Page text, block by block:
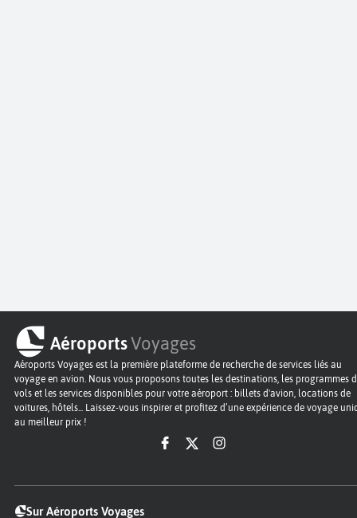
AéroportsVoyages
Aéroports Voyages est la première plateforme de recherche de services liés au
voyage en avion. Nous vous proposons toutes les destinations, les programmes
vols et les services disponibles pour votre aéroport : billets d'avion, locations de
voitures, hôtels... Laissez-vous inspirer et profitez d’une expérience de voyage
au meilleur prix !
Sur Aéroports Voyages